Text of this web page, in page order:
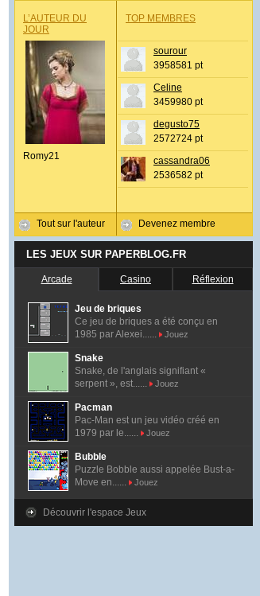
L’AUTEUR DU
JOUR
Romy21
Tout sur l'auteur
TOP MEMBRES
sourour
3958581 pt
Celine
3459980 pt
degusto75
2572724 pt
cassandra06
2536582 pt
Devenez membre
LES JEUX SUR PAPERBLOG.FR
Arcade Casino Réflexion
Jeu de briques
Ce jeu de briques a été conçu en
1985 par Alexei......
Jouez
Snake
Snake, de l'anglais signifiant «
serpent », est......
Jouez
Pacman
Pac-Man est un jeu vidéo créé en
1979 par le......
Jouez
Bubble
Puzzle Bobble aussi appelée Bust-a-
Move en......
Jouez
Découvrir l'espace Jeux